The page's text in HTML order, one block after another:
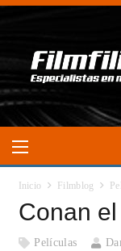
Inicio Filmblog
Conan
Películas